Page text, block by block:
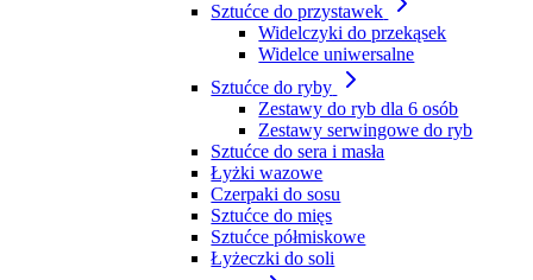
Sztućce do przystawek
Widelczyki do przekąsek
Widelce uniwersalne
Sztućce do ryby
Zestawy do ryb dla 6 osób
Zestawy serwingowe do ryb
Sztućce do sera i masła
Łyżki wazowe
Czerpaki do sosu
Sztućce do mięs
Sztućce półmiskowe
Łyżeczki do soli